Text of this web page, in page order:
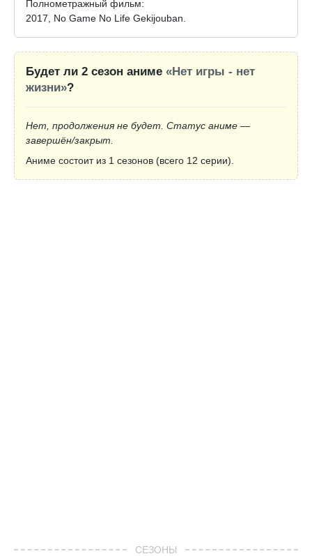
Полнометражный фильм:
2017, No Game No Life Gekijouban.
Будет ли 2 сезон аниме «Нет игры - нет
жизни»?
Нет, продолжения не будет. Статус аниме —
завершён/закрыт.
Аниме состоит из 1 сезонов (всего 12 серии).
СЕЗОНЫ